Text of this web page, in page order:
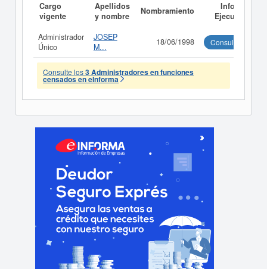
Cargo
vigente
Apellidos
y nombre
Nombramiento
Informe
Ejecutivo
Administrador
Único
JOSEP
M...
18/06/1998 Consultar
Consulte los3 Administradores en funciones
censados en eInforma